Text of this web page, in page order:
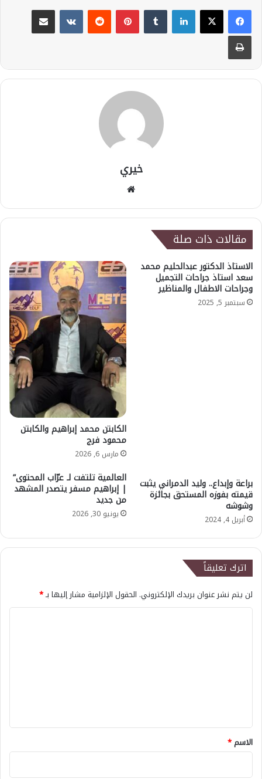
لينكدإن بينتيريست
مشاركة عبر البريد
طباعة
خيري
مقالات ذات صلة
الاستاذ الدكتور عبدالحليم محمد
سعد استاذ جراحات التجميل
وجراحات الاطفال والمناظير
سبتمبر 5, 2025
الكابتن محمد إبراهيم والكابتن
محمود فرج
مارس 6, 2026
براعة وإبداع.. وليد الدمراني يثبت
قيمته بفوزه المستحق بجائزة
وشوشه
أبريل 4, 2024
العالمية تلتفت لـ عرّاب المحتوى”
| إبراهيم مسفر يتصدر المشهد
من جديد
يونيو 30, 2026
اترك تعليقاً
لن يتم نشر عنوان بريدك الإلكتروني. الحقول الإلزامية مشار إليها بـ*
*
الاسم*